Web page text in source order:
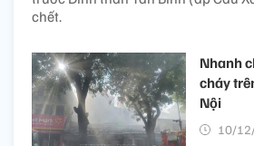
chết.
Nhanh
cháy
Nội
10/